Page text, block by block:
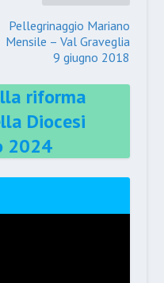
Pellegrinaggio Mariano
Mensile – Val Graveglia
9 giugno 2018
riforma
Diocesi
2024